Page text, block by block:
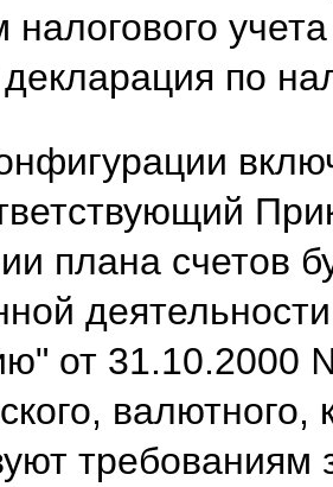
по
плана счетов
от 31.10.2000
валютного,